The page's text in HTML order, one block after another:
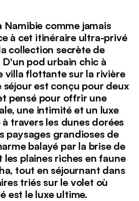
Namibie comme jamais
à cet itinéraire ultra-privé
collection secrète de
pod urbain chic à
villa flottante sur la rivière
séjour est conçu pour deux
pensé pour offrir une
une intimité et un luxe
travers les dunes dorées
paysages grandioses de
balayé par la brise de
les plaines riches en faune
tout en séjournant dans
triés sur le volet où
est le luxe ultime.